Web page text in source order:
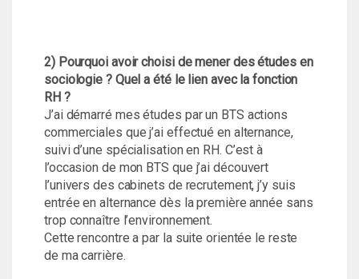
2) Pourquoi avoir choisi de mener des études en
sociologie ? Quel a été le lien avec la fonction
RH ?
J’ai démarré mes études par un BTS actions
commerciales que j’ai effectué en alternance,
suivi d’une spécialisation en RH. C’est à
l’occasion de mon BTS que j’ai découvert
l’univers des cabinets de recrutement, j’y suis
entrée en alternance dès la première année sans
trop connaître l’environnement.
Cette rencontre a par la suite orientée le reste
de ma carrière.